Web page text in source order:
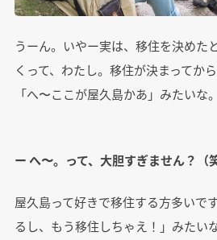
うーん。いやー実は、移住を決めた
くって、わたし。移住が決まってか
「へ〜ここが屋久島かあ」みたいな。
ー へ〜。って、大胆すぎません？（笑
屋久島って好きで移住する方多いで
るし、もう移住しちゃえ！」みたい